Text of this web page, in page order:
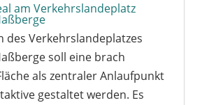
am Verkehrslandeplatz
des Verkehrslandeplatzes
soll eine brach
als zentraler Anlaufpunkt
gestaltet werden. Es